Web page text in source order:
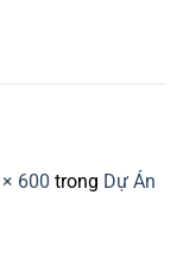
600 trong Dự Án